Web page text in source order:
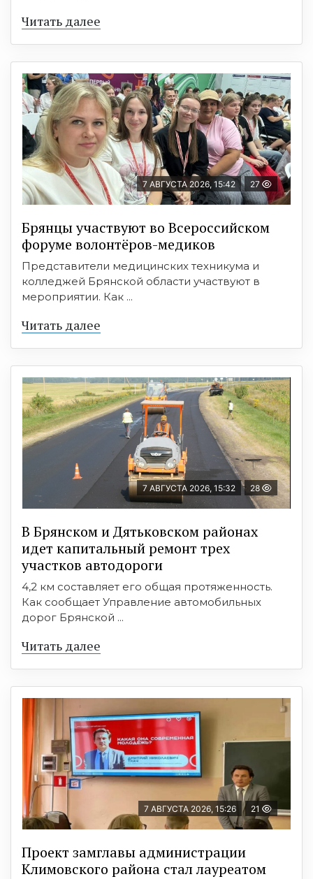
Читать далее
7 АВГУСТА 2026, 15:42 27
Брянцы участвуют во Всероссийском
форуме волонтёров-медиков
Представители медицинских техникума и
колледжей Брянской области участвуют в
мероприятии. Как ...
Читать далее
7 АВГУСТА 2026, 15:32 28
В Брянском и Дятьковском районах
идет капитальный ремонт трех
участков автодороги
4,2 км составляет его общая протяженность.
Как сообщает Управление автомобильных
дорог Брянской ...
Читать далее
7 АВГУСТА 2026, 15:26 21
Проект замглавы администрации
Климовского района стал лауреатом